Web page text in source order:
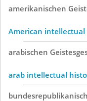
amerikanischen
American
arabischen
arab intellectual